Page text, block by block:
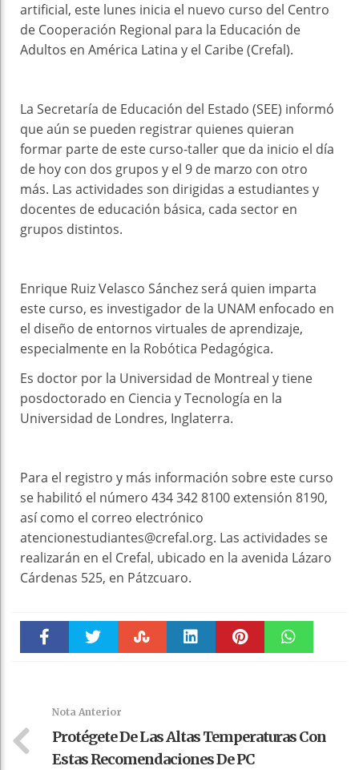
artificial, este lunes inicia el nuevo curso del Centro
de Cooperación Regional para la Educación de
Adultos en América Latina y el Caribe (Crefal).
La Secretaría de Educación del Estado (SEE) informó
que aún se pueden registrar quienes quieran
formar parte de este curso-taller que da inicio el día
de hoy con dos grupos y el 9 de marzo con otro
más. Las actividades son dirigidas a estudiantes y
docentes de educación básica, cada sector en
grupos distintos.
Enrique Ruiz Velasco Sánchez será quien imparta
este curso, es investigador de la UNAM enfocado en
el diseño de entornos virtuales de aprendizaje,
especialmente en la Robótica Pedagógica.
Es doctor por la Universidad de Montreal y tiene
posdoctorado en Ciencia y Tecnología en la
Universidad de Londres, Inglaterra.
Para el registro y más información sobre este curso
se habilitó el número 434 342 8100 extensión 8190,
así como el correo electrónico
atencionestudiantes@crefal.org. Las actividades se
realizarán en el Crefal, ubicado en la avenida Lázaro
Cárdenas 525, en Pátzcuaro.
Nota Anterior
Protégete De Las Altas Temperaturas Con
Estas Recomendaciones De PC